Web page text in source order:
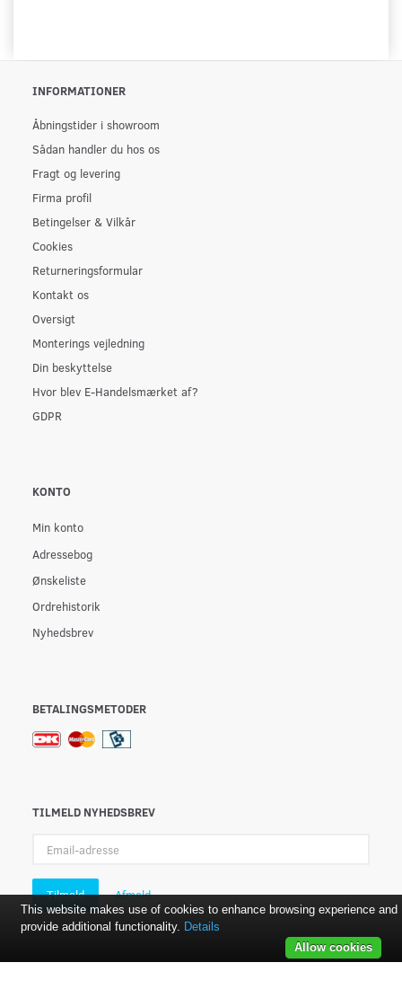
INFORMATIONER
Åbningstider i showroom
Sådan handler du hos os
Fragt og levering
Firma profil
Betingelser & Vilkår
Cookies
Returneringsformular
Kontakt os
Oversigt
Monterings vejledning
Din beskyttelse
Hvor blev E-Handelsmærket af?
GDPR
KONTO
Min konto
Adressebog
Ønskeliste
Ordrehistorik
Nyhedsbrev
BETALINGSMETODER
TILMELD NYHEDSBREV
adresse
Tilmeld Afmeld
This website makes use of cookies to enhance browsing experience and
provide additional functionality. Details
Allow cookies